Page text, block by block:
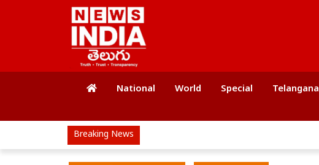
National World Special Telangana
Breaking News